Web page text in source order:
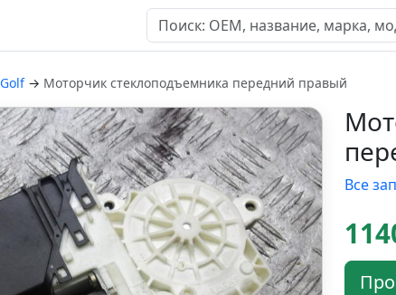
Golf → Моторчик стеклоподъемника передний правый
Все